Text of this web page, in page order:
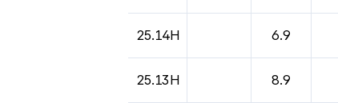
25.14H 6.9
25.13H 8.9